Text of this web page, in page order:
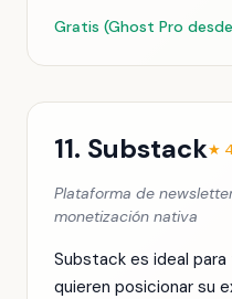
Gratis (Ghost Pro
11. Substack★
Plataforma de
monetización nativa
Substack es ideal
quieren posicionar su